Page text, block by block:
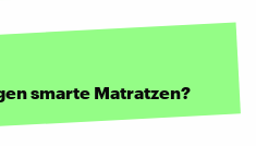
smarte Matratzen?